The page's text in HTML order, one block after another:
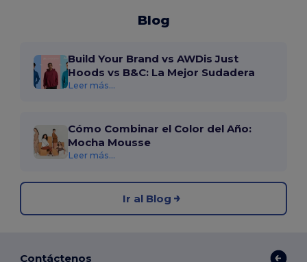
Blog
Build Your Brand vs AWDis Just
Hoods vs B&C: La Mejor Sudadera
Leer más...
Cómo Combinar el Color del Año:
Mocha Mousse
Leer más...
Ir al Blog
Contáctenos